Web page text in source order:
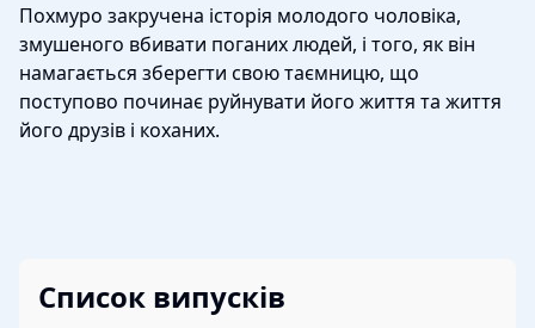
Похмуро закручена історія молодого чоловіка,
змушеного вбивати поганих людей, і того, як він
намагається зберегти свою таємницю, що
поступово починає руйнувати його життя та життя
його друзів і коханих.
Список випусків